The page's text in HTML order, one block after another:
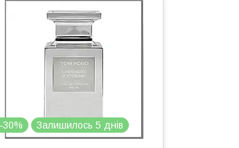
Залишилось 5 днів